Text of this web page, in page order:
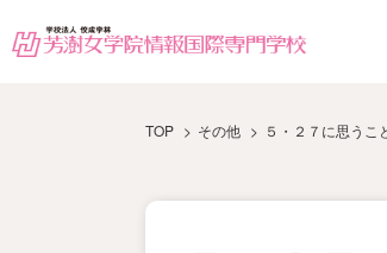
TOP その他 ５・２７に思うこ